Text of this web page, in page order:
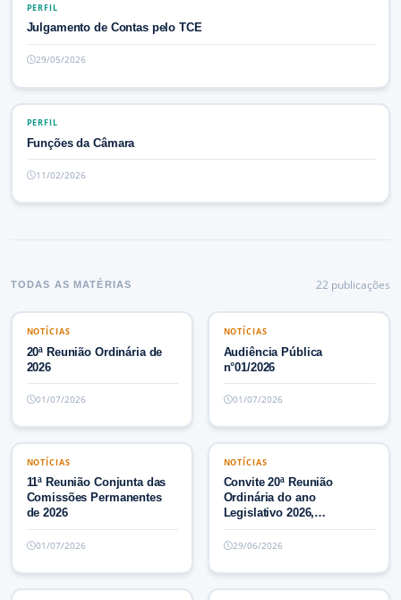
PERFIL
PERFIL
Julgamento de Contas pelo TCE
29/05/2026
PERFIL
PERFIL
Funções da Câmara
11/02/2026
TODAS AS MATÉRIAS 22 publicações
NOTÍCIAS
NOTÍCIAS
20ª Reunião Ordinária de
2026
01/07/2026
NOTÍCIAS
NOTÍCIAS
Audiência Pública
n°01/2026
01/07/2026
NOTÍCIAS
NOTÍCIAS
11ª Reunião Conjunta das
Comissões Permanentes
de 2026
01/07/2026
NOTÍCIAS
NOTÍCIAS
Convite 20ª Reunião
Ordinária do ano
Legislativo 2026,
legislatura ...
29/06/2026